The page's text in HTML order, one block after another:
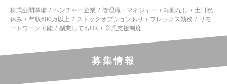
株式公開準備
ベンチャー企業 管理職・マネジャー 転勤なし
土日祝
休み
年収600万以上 ストックオプションあり フレックス勤務
リモ
ートワーク可能
副業してもOK 育児支援制度
募集情報